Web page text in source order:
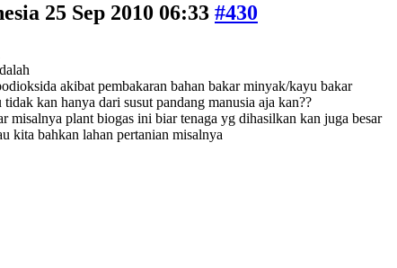
25 Sep 2010 06:33 #430
akibat pembakaran bahan bakar minyak/kayu bakar
kan hanya dari susut pandang manusia aja kan??
plant biogas ini biar tenaga yg dihasilkan kan juga besar
kita bahkan lahan pertanian misalnya